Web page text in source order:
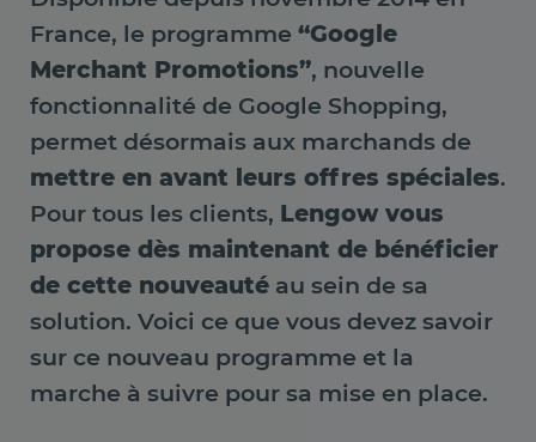
France, le programme “Google
Merchant Promotions”, nouvelle
fonctionnalité de Google Shopping,
permet désormais aux marchands de
mettre en avant leurs offres spéciales.
Pour tous les clients, Lengow vous
propose dès maintenant de bénéficier
de cette nouveauté au sein de sa
solution. Voici ce que vous devez savoir
sur ce nouveau programme et la
marche à suivre pour sa mise en place.